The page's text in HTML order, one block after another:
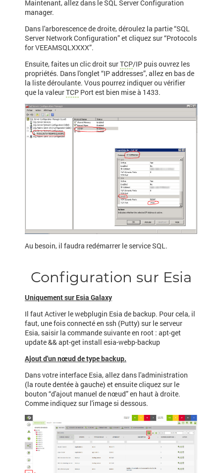
Maintenant, allez dans le SQL Server Configuration
manager.
Dans l'arborescence de droite, déroulez la partie “SQL
Server Network Configuration” et cliquez sur “Protocols
for VEEAMSQLXXXX”.
Ensuite, faites un clic droit surTCP/IP puis ouvrez les
propriétés. Dans l'onglet “IP addresses”, allez en bas de
la liste déroulante. Vous pourrez indiquer ou vérifier
que la valeurTCP Port est bien mise à 1433.
Au besoin, il faudra redémarrer le service SQL.
Configuration sur Esia
Uniquement sur Esia Galaxy
Il faut Activer le webplugin Esia de backup. Pour cela, il
faut, une fois connecté en ssh (Putty) sur le serveur
Esia, saisir la commande suivante en root : apt-get
update && apt-get install esia-webp-backup
Ajout d'un nœud de type backup.
Dans votre interface Esia, allez dans l'administration
(la route dentée à gauche) et ensuite cliquez sur le
bouton “d'ajout manuel de nœud” en haut à droite.
Comme indiquez sur l'image si dessous.